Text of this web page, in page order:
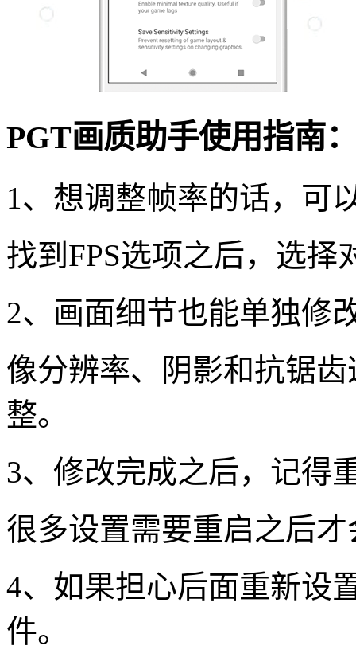
PGT画质助手使用指南
1、想调整帧率的话，可
找到FPS选项之后，选择
2、画面细节也能单独修
像分辨率、阴影和抗锯
整。
3、修改完成之后，记得
很多设置需要重启之后
4、如果担心后面重新设
件。